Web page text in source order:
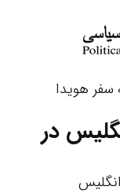
هویدا
در